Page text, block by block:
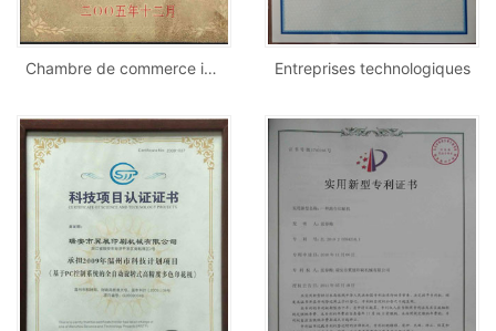
Chambre de commerce internationale Entreprises technologiques